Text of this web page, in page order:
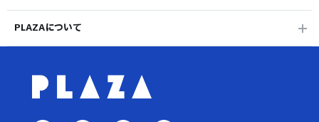
PLAZAについて